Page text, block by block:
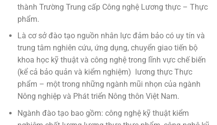
thành Trường Trung cấp Công nghệ Lương thực – Thực
phẩm.
Là cơ sở đào tạo nguồn nhân lực đảm bảo có uy tín và
trung tâm nghiên cứu, ứng dụng, chuyển giao tiến bộ
khoa học kỹ thuật và công nghệ trong lĩnh vực chế biến
(kể cả bảo quản và kiểm nghiệm) lương thực Thực
phẩm – một trong những ngành mũi nhọn của ngành
Nông nghiệp và Phát triển Nông thôn Việt Nam.
Ngành đào tạo bao gồm: công nghệ kỹ thuật kiểm